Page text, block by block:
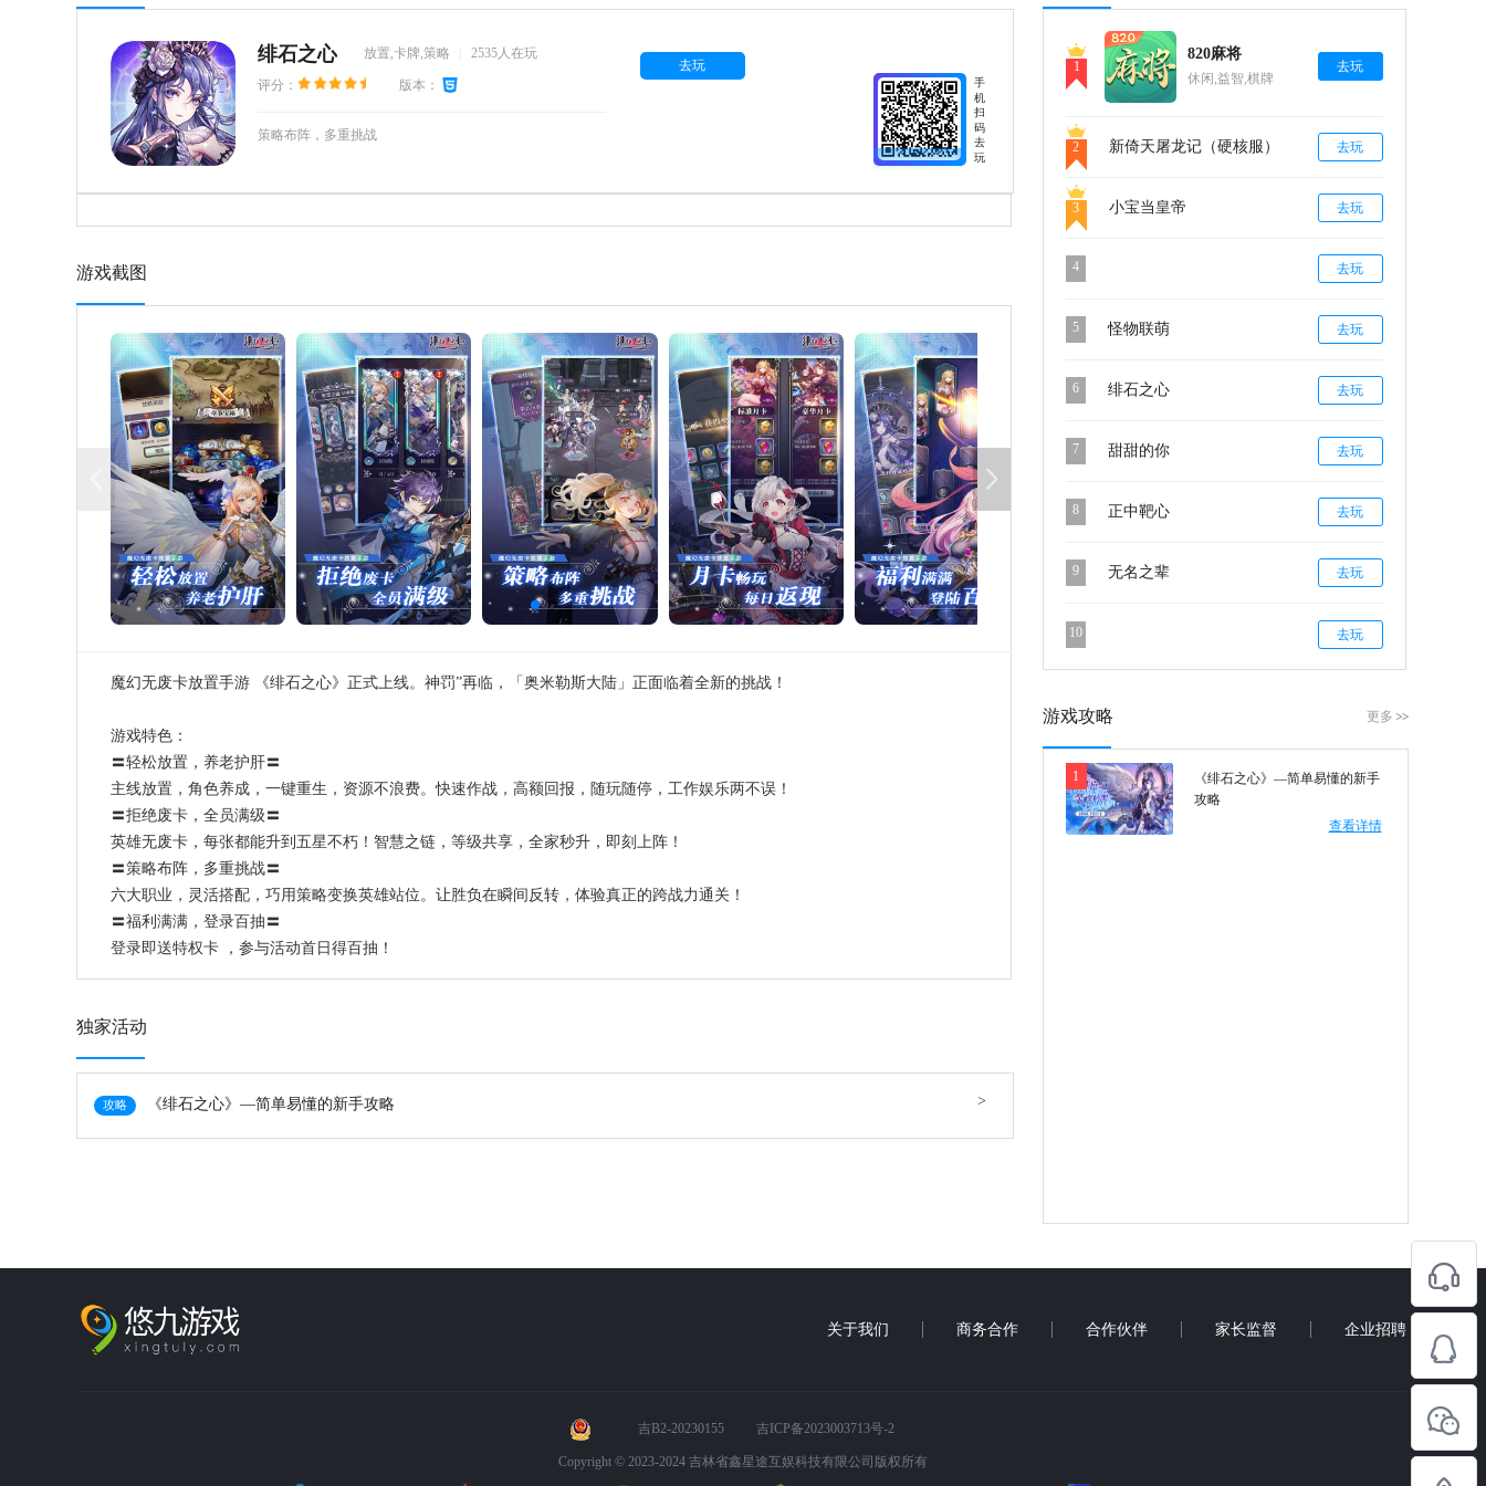
绯石之心 放置,卡牌,策略 2535人在玩
评分： 版本：
去玩
手
机
扫
码
去
玩
策略布阵，多重挑战
游戏截图
魔幻无废卡放置手游 《绯石之心》正式上线。神罚”再临，「奥米勒斯大陆」正面临着全新的挑战！
游戏特色：
〓轻松放置，养老护肝〓
主线放置，角色养成，一键重生，资源不浪费。快速作战，高额回报，随玩随停，工作娱乐两不误！
〓拒绝废卡，全员满级〓
英雄无废卡，每张都能升到五星不朽！智慧之链，等级共享，全家秒升，即刻上阵！
〓策略布阵，多重挑战〓
六大职业，灵活搭配，巧用策略变换英雄站位。让胜负在瞬间反转，体验真正的跨战力通关！
〓福利满满，登录百抽〓
登录即送特权卡 ，参与活动首日得百抽！
独家活动
攻略 《绯石之心》—简单易懂的新手攻略 >
1
820麻将
休闲,益智,棋牌
去玩
2 新倚天屠龙记（硬核服） 去玩
3 小宝当皇帝 去玩
4 去玩
5 怪物联萌 去玩
6 绯石之心 去玩
7 甜甜的你 去玩
8 正中靶心 去玩
9 无名之辈 去玩
10 去玩
游戏攻略 更多
1
《绯石之心》—简单易懂的新手
攻略
查看详情
关于我们 商务合作 合作伙伴 家长监督 企业招聘
吉B2-20230155 吉ICP备2023003713号-2
Copyright © 2023-2024 吉林省鑫星途互娱科技有限公司版权所有